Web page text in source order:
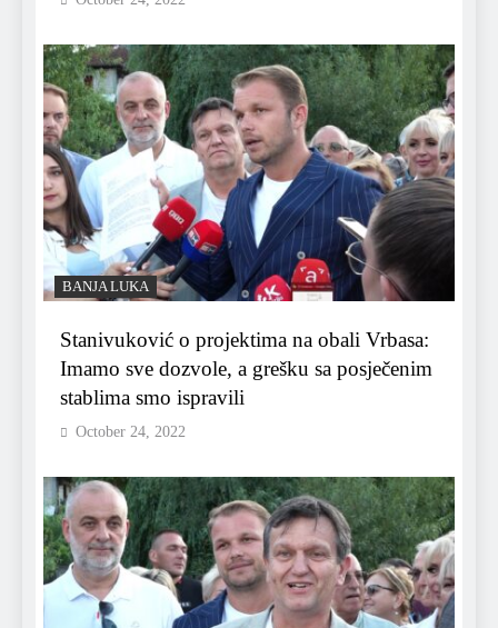
BANJA LUKA
Stanivuković o projektima na obali Vrbasa:
Imamo sve dozvole, a grešku sa posječenim
stablima smo ispravili
October 24, 2022